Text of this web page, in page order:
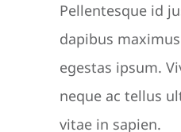
Pellentesque id
dapibus
egestas ipsum.
neque ac tellus
vitae in sapien.